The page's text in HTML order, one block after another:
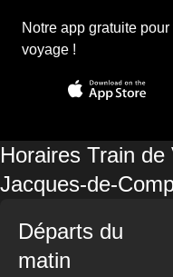
Notre app gratuite
voyage !
Horaires Train
Jacques-de-
Départs du
matin